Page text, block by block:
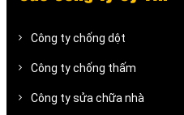
Công ty chống dột
Công ty chống thấm
Công ty sửa chữa nhà